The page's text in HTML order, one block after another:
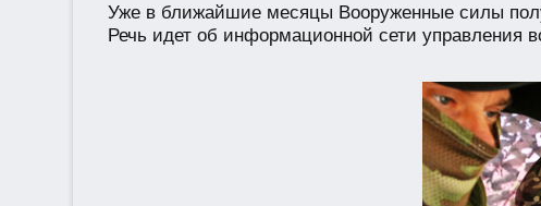
Уже в ближайшие месяцы Вооруженные силы
Речь идет об информационной сети управления